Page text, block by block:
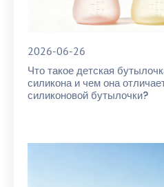
2026-06-26
Что такое детская
силикона и чем она
силиконовой бутылочки?